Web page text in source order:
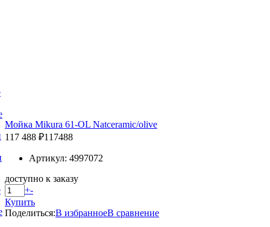
Мойка Mikura 61-OL Natceramic/olive
117 488 ₽117488
Артикул: 4997072
доступно к заказу
+-
Купить
Поделиться:В избранноеВ сравнение